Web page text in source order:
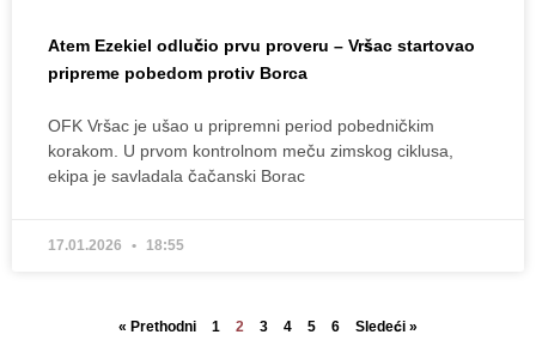
Atem Ezekiel odlučio prvu proveru – Vršac startovao
pripreme pobedom protiv Borca
OFK Vršac je ušao u pripremni period pobedničkim
korakom. U prvom kontrolnom meču zimskog ciklusa,
ekipa je savladala čačanski Borac
17.01.2026 18:55
« Prethodni 1 2 3 4 5 6 Sledeći »